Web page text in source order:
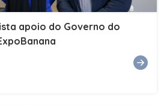
apoio do Governo do